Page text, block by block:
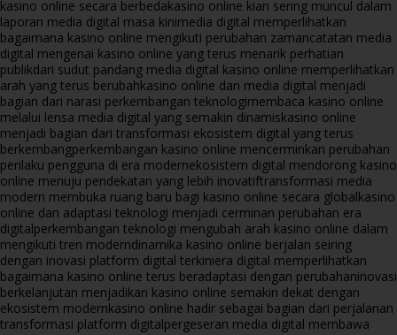
kasino online secara berbedakasino online kian sering muncul dalam
laporan media digital masa kinimedia digital memperlihatkan
bagaimana kasino online mengikuti perubahan zamancatatan media
digital mengenai kasino online yang terus menarik perhatian
publikdari sudut pandang media digital kasino online memperlihatkan
arah yang terus berubahkasino online dan media digital menjadi
bagian dari narasi perkembangan teknologimembaca kasino online
melalui lensa media digital yang semakin dinamiskasino online
menjadi bagian dari transformasi ekosistem digital yang terus
berkembangperkembangan kasino online mencerminkan perubahan
perilaku pengguna di era modernekosistem digital mendorong kasino
online menuju pendekatan yang lebih inovatiftransformasi media
modern membuka ruang baru bagi kasino online secara globalkasino
online dan adaptasi teknologi menjadi cerminan perubahan era
digitalperkembangan teknologi mengubah arah kasino online dalam
mengikuti tren moderndinamika kasino online berjalan seiring
dengan inovasi platform digital terkiniera digital memperlihatkan
bagaimana kasino online terus beradaptasi dengan perubahaninovasi
berkelanjutan menjadikan kasino online semakin dekat dengan
ekosistem modernkasino online hadir sebagai bagian dari perjalanan
transformasi platform digitalpergeseran media digital membawa